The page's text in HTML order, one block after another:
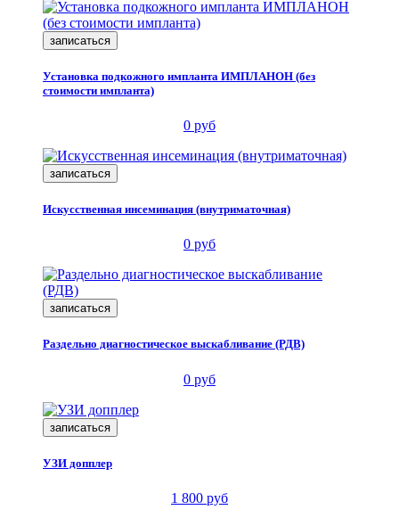
записаться
Установка подкожного импланта ИМПЛАНОН (без
стоимости импланта)
0 руб
записаться
Искусственная инсеминация (внутриматочная)
0 руб
записаться
Раздельно диагностическое выскабливание (РДВ)
0 руб
записаться
УЗИ допплер
1 800 руб